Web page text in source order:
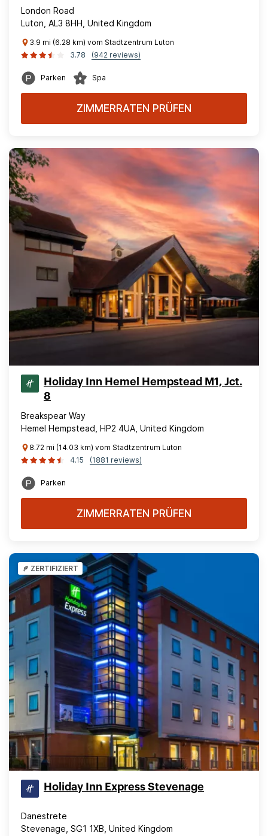
London Road
Luton, AL3 8HH, United Kingdom
3.9 mi (6.28 km) vom Stadtzentrum Luton
3.78
(942 reviews)
Parken Spa
ZIMMERRATEN PRÜFEN
Holiday Inn Hemel Hempstead M1, Jct.
8
Breakspear Way
Hemel Hempstead, HP2 4UA, United Kingdom
8.72 mi (14.03 km) vom Stadtzentrum Luton
4.15
(1881 reviews)
Parken
ZIMMERRATEN PRÜFEN
ZERTIFIZIERT
Holiday Inn Express Stevenage
Danestrete
Stevenage, SG1 1XB, United Kingdom